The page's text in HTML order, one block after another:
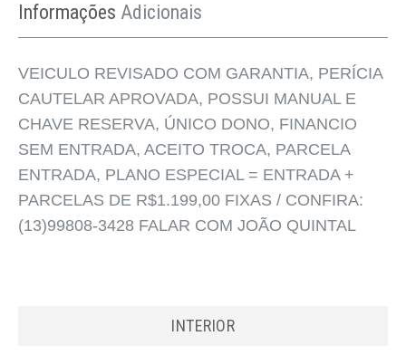
Informações Adicionais
VEICULO REVISADO COM GARANTIA, PERÍCIA
CAUTELAR APROVADA, POSSUI MANUAL E
CHAVE RESERVA, ÚNICO DONO, FINANCIO
SEM ENTRADA, ACEITO TROCA, PARCELA
ENTRADA, PLANO ESPECIAL = ENTRADA +
PARCELAS DE R$1.199,00 FIXAS / CONFIRA:
(13)99808-3428 FALAR COM JOÃO QUINTAL
INTERIOR